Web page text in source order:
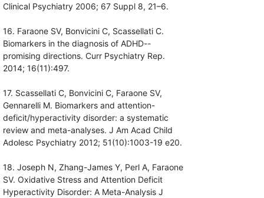
Clinical Psychiatry 2006; 67 Suppl 8, 21–6.
16. Faraone SV, Bonvicini C, Scassellati C.
Biomarkers in the diagnosis of ADHD--
promising directions. Curr Psychiatry Rep.
2014; 16(11):497.
17. Scassellati C, Bonvicini C, Faraone SV,
Gennarelli M. Biomarkers and attention-
deficit/hyperactivity disorder: a systematic
review and meta-analyses. J Am Acad Child
Adolesc Psychiatry 2012; 51(10):1003-19 e20.
18. Joseph N, Zhang-James Y, Perl A, Faraone
SV. Oxidative Stress and Attention Deficit
Hyperactivity Disorder: A Meta-Analysis J